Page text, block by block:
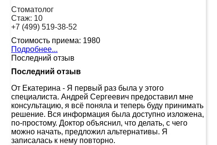
Стоматолог
Стаж: 10
+7 (499) 519-38-52
Стоимость приема: 1980
Подробнее...
Последний отзыв
Последний отзыв
От Екатерина - Я первый раз была у этого
специалиста. Андрей Сергеевич предоставил мне
консультацию, я всё поняла и теперь буду принимать
решение. Вся информация была доступно изложена,
по-простому. Доктор объяснил, что делать, с чего
можно начать, предложил альтернативы. Я
записалась к нему повторно.